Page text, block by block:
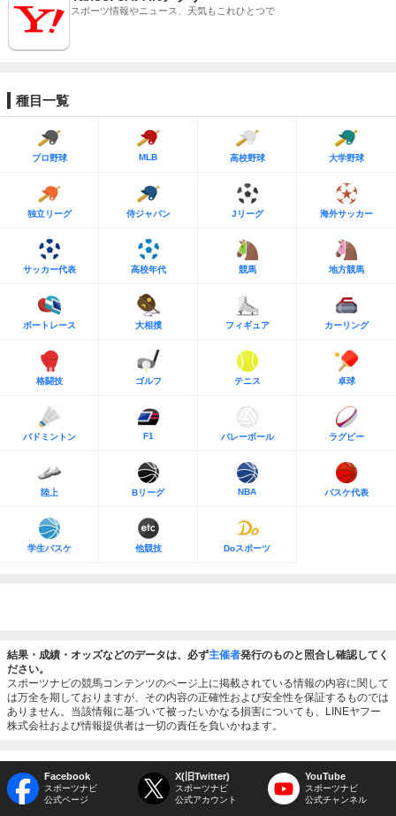
スポーツ情報やニュース、天気もこれひとつで
種目一覧
プロ野球 MLB 高校野球 大学野球
独立リーグ 侍ジャパン Jリーグ 海外サッカー
サッカー代表 高校年代 競馬 地方競馬
ボートレース 大相撲 フィギュア カーリング
格闘技 ゴルフ テニス 卓球
バドミントン F1 バレーボール ラグビー
陸上 Bリーグ NBA バスケ代表
学生バスケ 他競技 Doスポーツ
結果・成績・オッズなどのデータは、必ず主催者発行のものと照合し確認してく
ださい。
スポーツナビの競馬コンテンツのページ上に掲載されている情報の内容に関して
は万全を期しておりますが、その内容の正確性および安全性を保証するものでは
ありません。当該情報に基づいて被ったいかなる損害についても、LINEヤフー
株式会社および情報提供者は一切の責任を負いかねます。
Facebook
スポーツナビ
公式ページ
X(旧Twitter)
スポーツナビ
公式アカウント
YouTube
スポーツナビ
公式チャンネル